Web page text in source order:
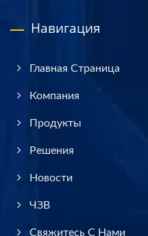
Навигация
Главная Страница
Компания
Продукты
Решения
Новости
ЧЗВ
Свяжитесь С Нами